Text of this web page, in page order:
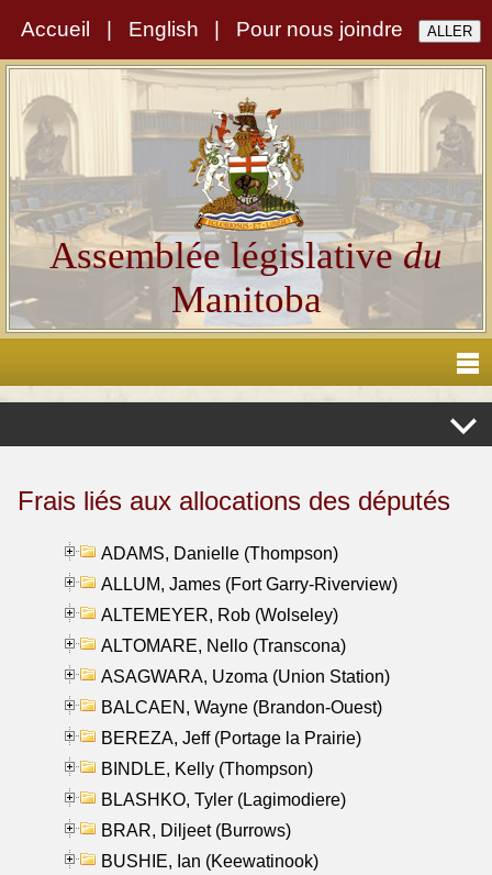
Accueil English Pour nous joindre
Assemblée législativedu
Manitoba
Frais liés aux allocations des députés
ADAMS, Danielle (Thompson)
ALLUM, James (Fort Garry-Riverview)
ALTEMEYER, Rob (Wolseley)
ALTOMARE, Nello (Transcona)
ASAGWARA, Uzoma (Union Station)
BALCAEN, Wayne (Brandon-Ouest)
BEREZA, Jeff (Portage la Prairie)
BINDLE, Kelly (Thompson)
BLASHKO, Tyler (Lagimodiere)
BRAR, Diljeet (Burrows)
BUSHIE, Ian (Keewatinook)